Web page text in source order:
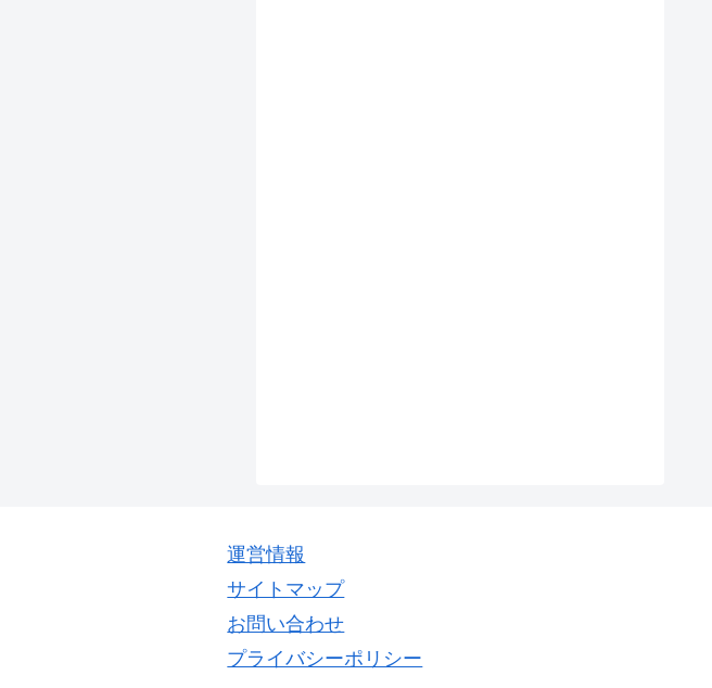
運営情報
サイトマップ
お問い合わせ
プライバシーポリシー